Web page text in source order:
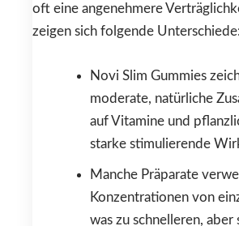
oft eine angenehmere
zeigen sich folgende Unterschiede:
Novi Slim Gummies
moderate, natürliche
auf Vitamine und
starke stimulierende
Manche Präparate
Konzentrationen von
was zu schnelleren,